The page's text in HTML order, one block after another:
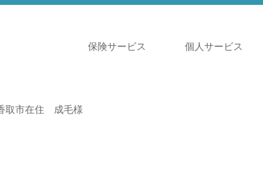
保険サービス 個人サービス
取市在住 成毛様